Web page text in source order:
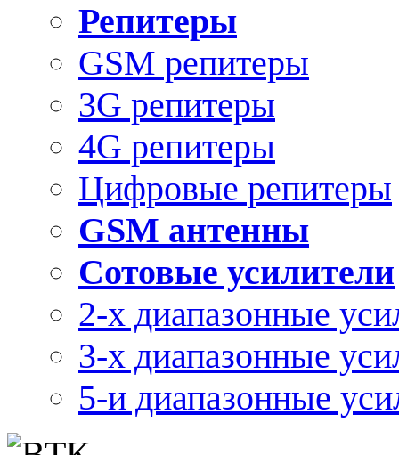
Репитеры
GSM репитеры
3G репитеры
4G репитеры
Цифровые репитеры
GSM антенны
Сотовые усилители
2-х диапазонные
3-х диапазонные
5-и диапазонные